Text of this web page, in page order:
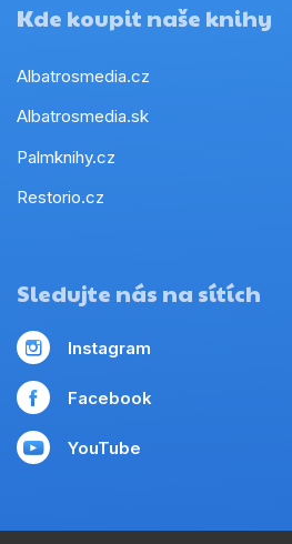
Kde koupit naše knihy
Albatrosmedia.cz
Albatrosmedia.sk
Palmknihy.cz
Restorio.cz
Sledujte nás na sítích
Instagram
Facebook
YouTube